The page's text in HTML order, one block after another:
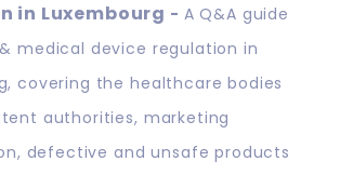
in Luxembourg - A Q&A guide
medical device regulation in
covering the healthcare bodies
authorities, marketing
defective and unsafe products